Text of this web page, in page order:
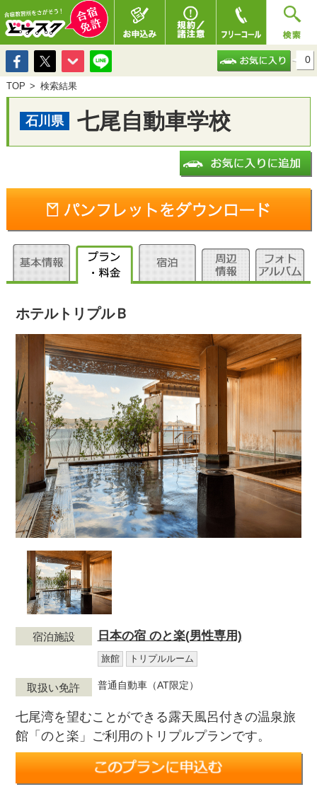
0
TOP 検索結果
石川県 七尾自動車学校
ホテルトリプルＢ
宿泊施設 日本の宿 のと楽(男性専用)
旅館 トリプルルーム
取扱い免許 普通自動車（AT限定）
七尾湾を望むことができる露天風呂付きの温泉旅
館「のと楽」ご利用のトリプルプランです。